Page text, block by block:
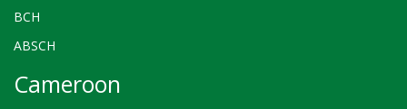
BCH
ABSCH
Cameroon